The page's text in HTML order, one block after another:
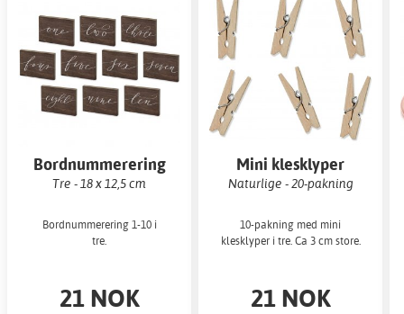
Bordnummerering
Tre - 18 x 12,5 cm
Bordnummerering 1-10 i
tre.
21 NOK
Mini klesklyper
Naturlige - 20-pakning
10-pakning med mini
klesklyper i tre. Ca 3 cm store.
21 NOK